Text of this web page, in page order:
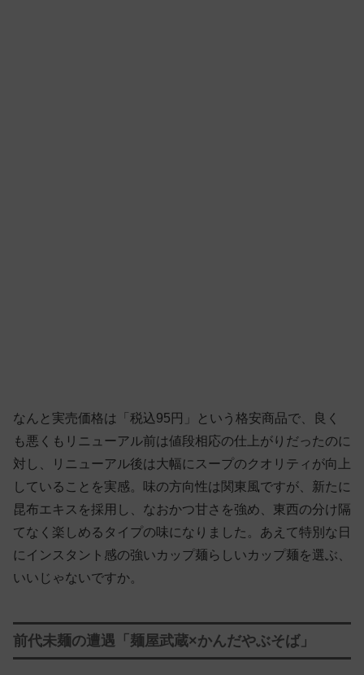
なんと実売価格は「税込95円」という格安商品で、良く
も悪くもリニューアル前は値段相応の仕上がりだったのに
対し、リニューアル後は大幅にスープのクオリティが向上
していることを実感。味の方向性は関東風ですが、新たに
昆布エキスを採用し、なおかつ甘さを強め、東西の分け隔
てなく楽しめるタイプの味になりました。あえて特別な日
にインスタント感の強いカップ麺らしいカップ麺を選ぶ、
いいじゃないですか。
前代未麺の遭遇「麺屋武蔵×かんだやぶそば」